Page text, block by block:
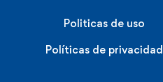
Politicas de uso
Políticas de privacidad